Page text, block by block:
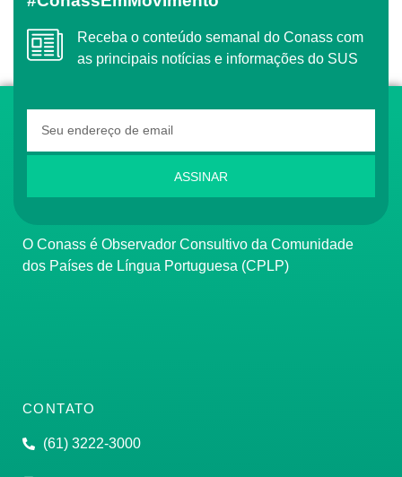
Receba o conteúdo semanal do Conass com
as principais notícias e informações do SUS
ASSINAR
O Conass é Observador Consultivo da Comunidade
dos Países de Língua Portuguesa (CPLP)
CONTATO
(61) 3222-3000